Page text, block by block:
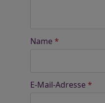
Name *
E-Mail-Adresse *